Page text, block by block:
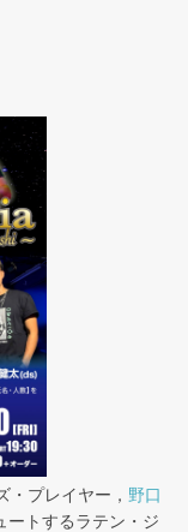
プレイヤー， 野口
ートするラテン・ジ